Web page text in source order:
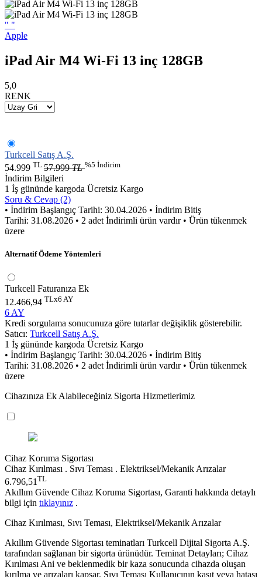
" "
Apple
iPad Air M4 Wi-Fi 13 inç 128GB
5,0
RENK
Turkcell Satış A.Ş.
54.999 TL 57.999TL%5 İndirim
İndirim Bilgileri
1 İş gününde kargoda Ücretsiz Kargo
Soru & Cevap (2)
• İndirim Başlangıç Tarihi: 30.04.2026 • İndirim Bitiş
Tarihi: 31.08.2026 • 2 adet İndirimli ürün vardır • Ürün tükenmek
üzere
Alternatif Ödeme Yöntemleri
Turkcell Faturanıza Ek
12.466,94 TLx6 AY
6 AY
Kredi sorgulama sonucunuza göre tutarlar değişiklik gösterebilir.
Satıcı: Turkcell Satış A.Ş.
1 İş gününde kargoda Ücretsiz Kargo
• İndirim Başlangıç Tarihi: 30.04.2026 • İndirim Bitiş
Tarihi: 31.08.2026 • 2 adet İndirimli ürün vardır • Ürün tükenmek
üzere
Cihazınıza Ek Alabileceğiniz Sigorta Hizmetlerimiz
Cihaz Koruma Sigortası
Cihaz Kırılması . Sıvı Teması . Elektriksel/Mekanik Arızalar
6.796,51 TL
Akıllım Güvende Cihaz Koruma Sigortası, Garanti hakkında detaylı
bilgi için tıklayınız .
Cihaz Kırılması, Sıvı Teması, Elektriksel/Mekanik Arızalar
Akıllım Güvende Sigortası teminatları Turkcell Dijital Sigorta A.Ş.
tarafından sağlanan bir sigorta ürünüdür. Teminat Detayları; Cihaz
Kırılması Ani ve beklenmedik bir kaza sonucunda cihazda oluşan
kırılma ve arızaları kapsar. Sıvı Teması Kullanıcının kasıt veya hatası